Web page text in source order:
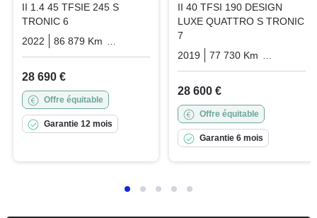
II 1.4 45 TFSIE 245 S
TRONIC 6
2022
86 879 Km Hybrid_essence_electric
28 690 €
Offre équitable
Garantie 12 mois
II 40 TFSI 190 DESIGN
LUXE QUATTRO S TRONIC
7
2019
77 730 Km
28 600 €
Offre équitable
Garantie 6 mois